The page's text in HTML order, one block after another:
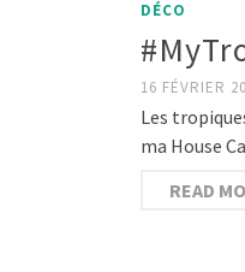
DÉCO
16 FÉVRIER
Les
ma House
READ